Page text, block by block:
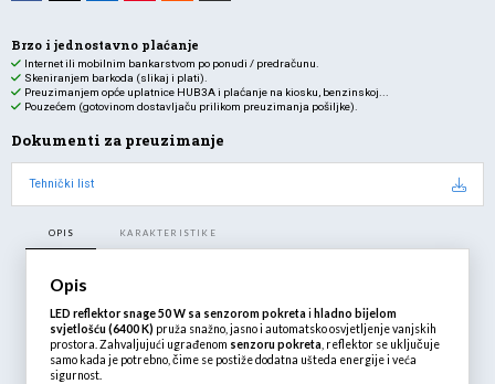
Brzo i jednostavno plaćanje
Internet ili mobilnim bankarstvom po ponudi / predračunu.
Skeniranjem barkoda (slikaj i plati).
Preuzimanjem opće uplatnice HUB3A i plaćanje na kiosku, benzinskoj...
Pouzećem (gotovinom dostavljaču prilikom preuzimanja pošiljke).
Dokumenti za preuzimanje
Tehnički list
OPIS KARAKTERISTIKE
Opis
LED reflektor snage 50 W sa senzorom pokreta i hladno bijelom
svjetlošću (6400 K) pruža snažno, jasno i automatsko osvjetljenje vanjskih
prostora. Zahvaljujući ugrađenom senzoru pokreta , reflektor se uključuje
samo kada je potrebno, čime se postiže dodatna ušteda energije i veća
sigurnost.